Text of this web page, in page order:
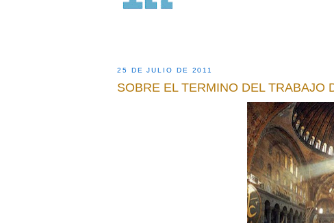
25 DE JULIO DE 2011
SOBRE EL TERMINO DEL TRABAJO